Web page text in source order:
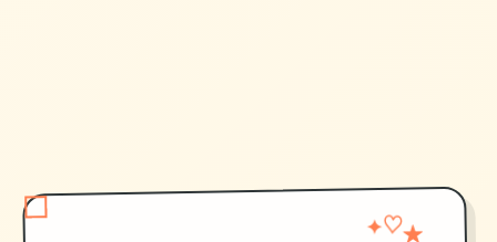
✦♡★